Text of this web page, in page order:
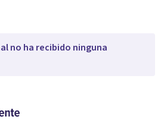
no ha recibido ninguna